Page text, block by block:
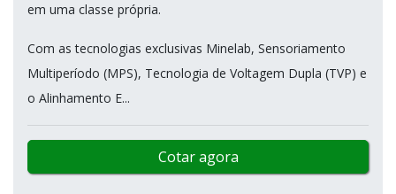
em uma classe própria.
Com as tecnologias exclusivas Minelab, Sensoriamento
Multiperíodo (MPS), Tecnologia de Voltagem Dupla (TVP) e
o Alinhamento E...
Cotar agora